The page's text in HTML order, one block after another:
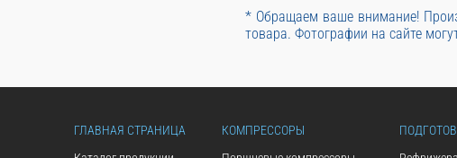
* Обращаем ваше внимание!
товара. Фотографии на сайте
ГЛАВНАЯ СТРАНИЦА
КОМПРЕССОРЫ